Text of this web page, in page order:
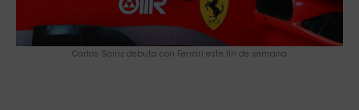
Carlos Sainz debuta con Ferrari este fin de semana